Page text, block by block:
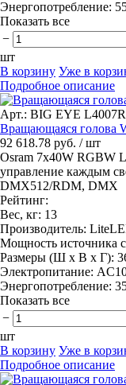
Энергопотребление:
Показать все
−
шт
В корзину Уже в
Подробное описание
Арт.: BIG EYE L4007R
Вращающаяся голова
92 618.78 руб. / шт
Osram 7x40W RGBW
управление каждым
DMX512/RDM, DMX
Рейтинг:
Вес, кг: 13
Производитель:
Мощность источника
Размеры (Ш x В x Г):
Электропитание:
Энергопотребление:
Показать все
−
шт
В корзину Уже в
Подробное описание